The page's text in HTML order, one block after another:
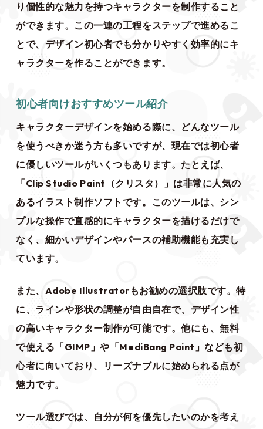
り個性的な魅力を持つキャラクターを制作すること
ができます。この一連の工程をステップで進めるこ
とで、デザイン初心者でも分かりやすく効率的にキ
ャラクターを作ることができます。
初心者向けおすすめツール紹介
キャラクターデザインを始める際に、どんなツール
を使うべきか迷う方も多いですが、現在では初心者
に優しいツールがいくつもあります。たとえば、
「Clip Studio Paint（クリスタ）」は非常に人気の
あるイラスト制作ソフトです。このツールは、シン
プルな操作で直感的にキャラクターを描けるだけで
なく、細かいデザインやパースの補助機能も充実し
ています。
また、Adobe Illustratorもお勧めの選択肢です。特
に、ラインや形状の調整が自由自在で、デザイン性
の高いキャラクター制作が可能です。他にも、無料
で使える「GIMP」や「MediBang Paint」なども初
心者に向いており、リーズナブルに始められる点が
魅力です。
ツール選びでは、自分が何を優先したいのかを考え